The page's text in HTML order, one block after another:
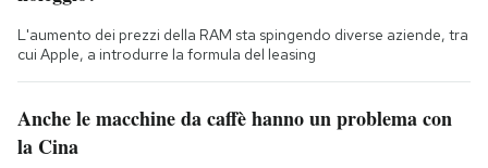
L'aumento dei prezzi della RAM sta spingendo diverse aziende, tra
cui Apple, a introdurre la formula del leasing
Anche le macchine da caffè hanno un problema con
la Cina